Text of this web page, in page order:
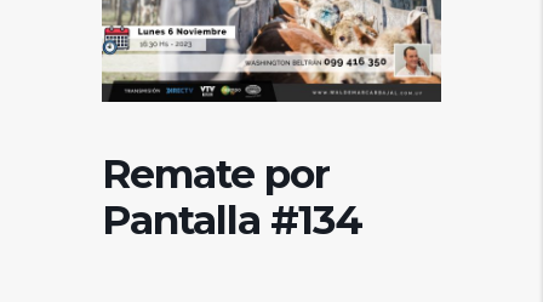
Remate por
Pantalla #134